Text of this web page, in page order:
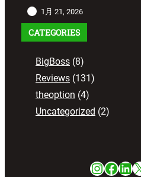
1月 21, 2026
CATEGORIES
BigBoss (8)
Reviews (131)
theoption (4)
Uncategorized (2)
X